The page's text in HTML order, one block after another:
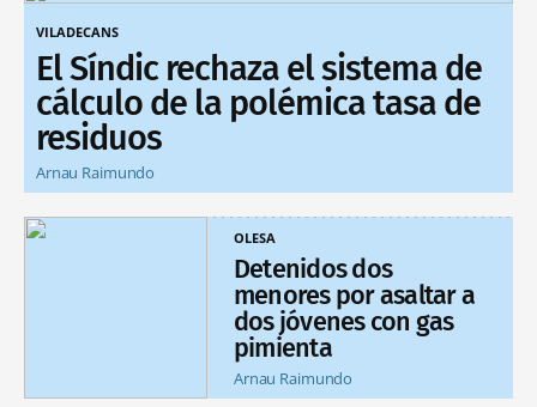
VILADECANS
El Síndic rechaza el sistema de
cálculo de la polémica tasa de
residuos
Arnau Raimundo
OLESA
Detenidos dos
menores por asaltar a
dos jóvenes con gas
pimienta
Arnau Raimundo